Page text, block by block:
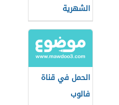
الشهرية
الحمل في قناة
فالوب